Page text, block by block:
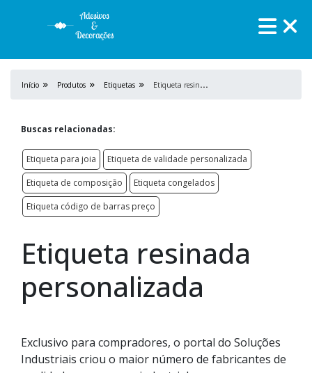
Início Produtos Etiquetas E
tiqueta resinada personalizada
Buscas relacionadas:
Etiqueta para joia
Etiqueta de validade personalizada
Etiqueta de composição
Etiqueta congelados
Etiqueta código de barras preço
Etiqueta resinada
personalizada
Exclusivo para compradores, o portal do Soluções
Industriais criou o maior número de fabricantes de